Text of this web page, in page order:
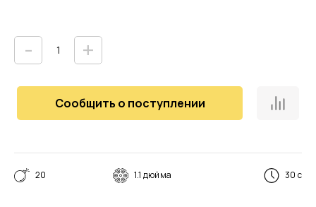
- +
Сообщить о поступлении
20 1.1 дюйма 30 с